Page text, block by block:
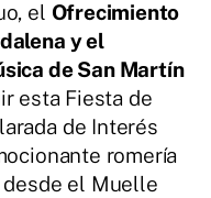
el Ofrecimiento
y el
de San Martín
esta Fiesta de
de Interés
romería
desde el Muelle